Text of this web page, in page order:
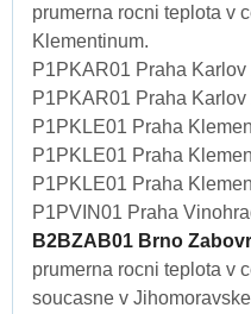
prumerna rocni teplota v
Klementinum.
P1PKAR01 Praha Karlov
P1PKAR01 Praha Karlov
P1PKLE01 Praha
P1PKLE01 Praha
P1PKLE01 Praha
P1PVIN01 Praha
B2BZAB01 Brno
prumerna rocni teplota v
soucasne v